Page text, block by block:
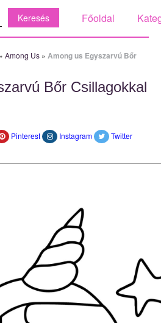
Főoldal
» Among Us » Among us Egyszarvú Bőr
Bőr Csillagokkal
Pinterest Instagram Twitter